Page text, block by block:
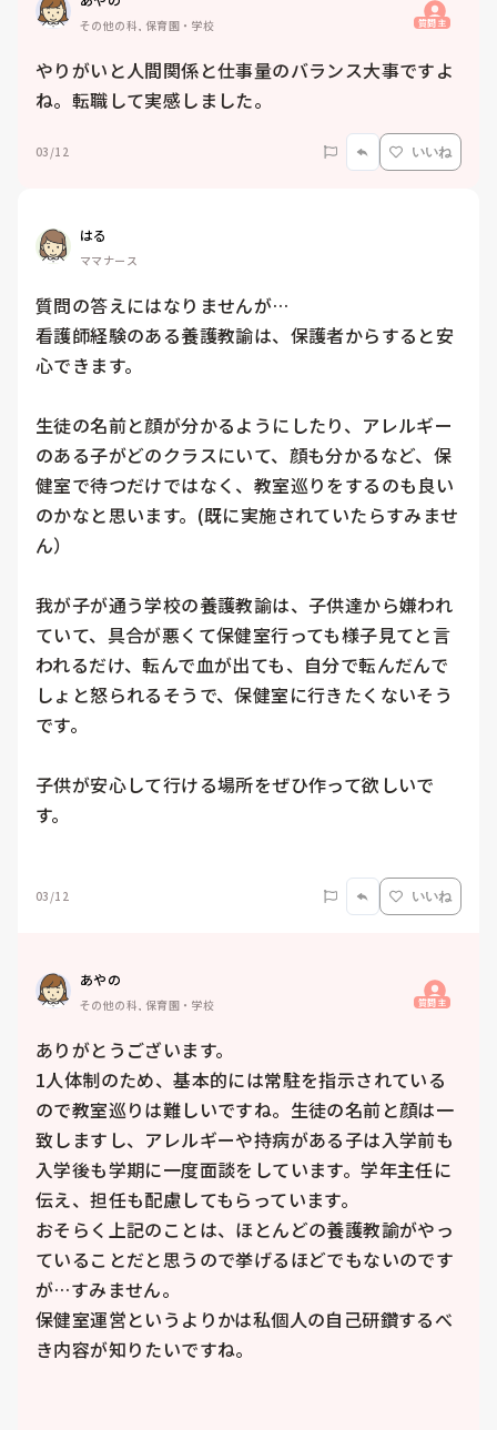
その他の科, 保育園・学校 質問主
やりがいと人間関係と仕事量のバランス大事ですよ
ね。転職して実感しました。
03/12 いいね
はる
ママナース
質問の答えにはなりませんが…
看護師経験のある養護教諭は、保護者からすると安
心できます。
生徒の名前と顔が分かるようにしたり、アレルギー
のある子がどのクラスにいて、顔も分かるなど、保
健室で待つだけではなく、教室巡りをするのも良い
のかなと思います。(既に実施されていたらすみませ
ん）
我が子が通う学校の養護教諭は、子供達から嫌われ
ていて、具合が悪くて保健室行っても様子見てと言
われるだけ、転んで血が出ても、自分で転んだんで
しょと怒られるそうで、保健室に行きたくないそう
です。
子供が安心して行ける場所をぜひ作って欲しいで
す。
03/12 いいね
あやの
その他の科, 保育園・学校 質問主
ありがとうございます。
1人体制のため、基本的には常駐を指示されている
ので教室巡りは難しいですね。生徒の名前と顔は一
致しますし、アレルギーや持病がある子は入学前も
入学後も学期に一度面談をしています。学年主任に
伝え、担任も配慮してもらっています。
おそらく上記のことは、ほとんどの養護教諭がやっ
ていることだと思うので挙げるほどでもないのです
が…すみません。
保健室運営というよりかは私個人の自己研鑽するべ
き内容が知りたいですね。